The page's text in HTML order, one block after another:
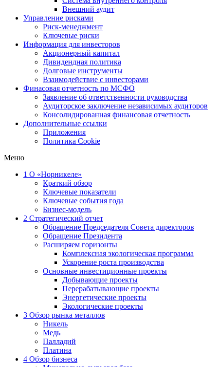
Внешний аудит
Управление рисками
Риск-менеджмент
Ключевые риски
Информация для инвесторов
Акционерный капитал
Дивидендная политика
Долговые инструменты
Взаимодействие с инвеcторами
Финасовая отчетность по МСФО
Заявление об ответственности руководства
Аудиторское заключение независимых аудиторов
Консолидированная финансовая отчетность
Дополнительные ссылки
Приложения
Политика Cookie
Меню
1 О «Норникеле»
Краткий обзор
Ключевые показатели
Ключевые события года
Бизнес-модель
2 Стратегический отчет
Обращение Председателя Совета директоров
Обращение Президента
Расширяем горизонты
Комплексная экологическая программа
Ускорение роста производства
Основные инвестиционные проекты
Добывающие проекты
Перерабатывающие проекты
Энергетические проекты
Экологические проекты
3 Обзор рынка металлов
Никель
Медь
Палладий
Платина
4 Обзор бизнеса